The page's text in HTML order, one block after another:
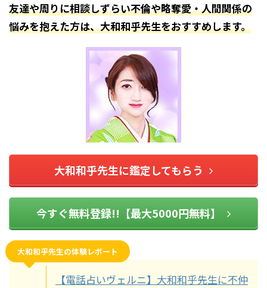
友達や周りに相談しずらい不倫や略奪愛・人間関係の
悩みを抱えた方は、大和和乎先生をおすすめします。
大和和乎先生に鑑定してもらう
今すぐ無料登録!!【最大5000円無料】
大和和乎先生の体験レポート
【電話占いヴェルニ】大和和乎先生に不仲